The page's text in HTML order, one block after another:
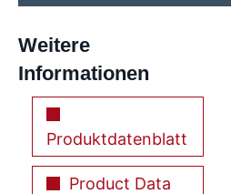
Weitere
Informationen
Produktdatenblatt
Product Data